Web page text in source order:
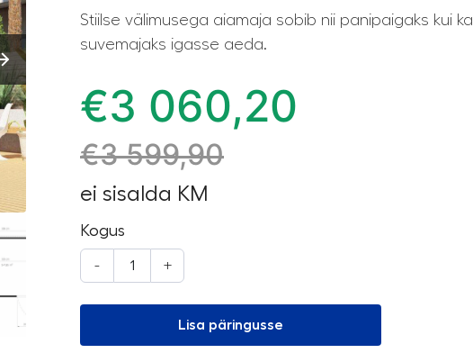
Stiilse välimusega aiamaja sobib nii panipaigaks kui ka
suvemajaks igasse aeda.
€3 060,20
€3 599,90
ei sisalda KM
Kogus
- +
Lisa päringusse